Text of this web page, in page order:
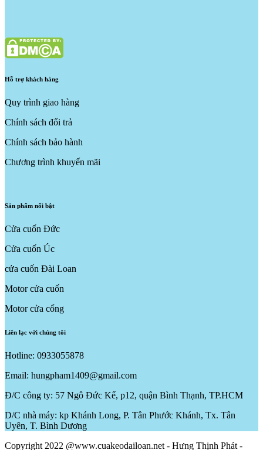
Hỗ trợ khách hàng
Quy trình giao hàng
Chính sách đổi trả
Chính sách bảo hành
Chương trình khuyến mãi
Sản phẩm nổi bật
Cửa cuốn Đức
Cửa cuốn Úc
cửa cuốn Đài Loan
Motor cửa cuốn
Motor cửa cổng
Liên lạc với chúng tôi
Hotline: 0933055878
Email: hungpham1409@gmail.com
Đ/C công ty: 57 Ngô Đức Kế, p12, quận Bình Thạnh, TP.HCM
D/C nhà máy: kp Khánh Long, P. Tân Phước Khánh, Tx. Tân
Uyên, T. Bình Dương
Copyright 2022 @www.cuakeodailoan.net - Hưng Thịnh Phát -